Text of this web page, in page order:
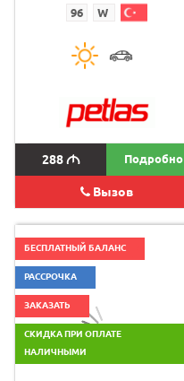
96 W
288M Подробно
Вызов
БЕСПЛАТНЫЙ БАЛАНС
РАССРОЧКА
ЗАКАЗАТЬ
СКИДКА ПРИ ОПЛАТЕ
НАЛИЧНЫМИ